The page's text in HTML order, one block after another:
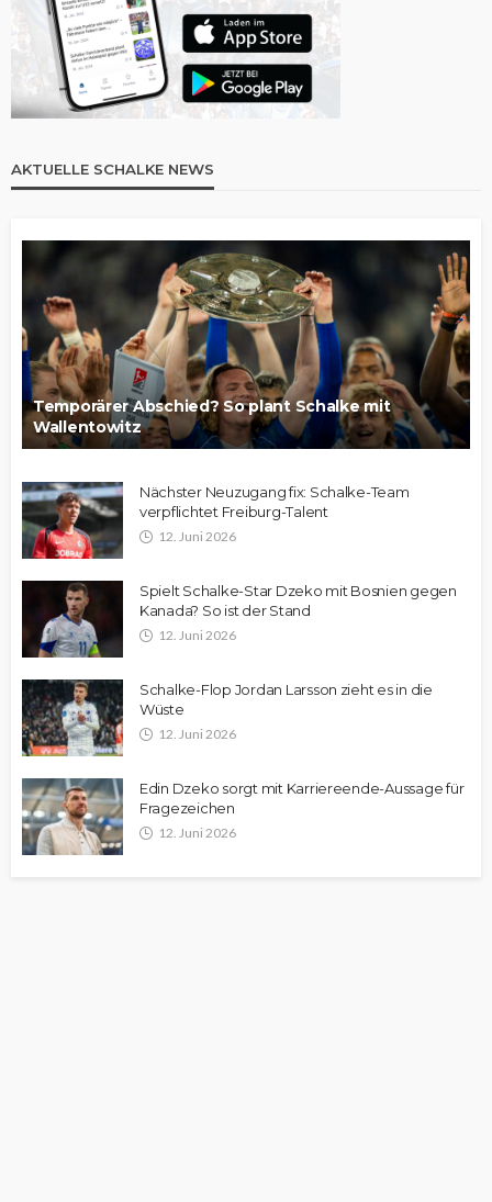
AKTUELLE SCHALKE NEWS
Temporärer Abschied? So plant Schalke mit
Wallentowitz
Nächster Neuzugang fix: Schalke-Team
verpflichtet Freiburg-Talent
12. Juni 2026
Spielt Schalke-Star Dzeko mit Bosnien gegen
Kanada? So ist der Stand
12. Juni 2026
Schalke-Flop Jordan Larsson zieht es in die
Wüste
12. Juni 2026
Edin Dzeko sorgt mit Karriereende-Aussage für
Fragezeichen
12. Juni 2026